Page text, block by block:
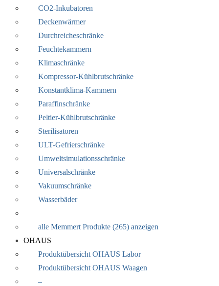
CO2-Inkubatoren
Deckenwärmer
Durchreicheschränke
Feuchtekammern
Klimaschränke
Kompressor-Kühlbrutschränke
Konstantklima-Kammern
Paraffinschränke
Peltier-Kühlbrutschränke
Sterilisatoren
ULT-Gefrierschränke
Umweltsimulationsschränke
Universalschränke
Vakuumschränke
Wasserbäder
–
alle Memmert Produkte (265) anzeigen
OHAUS
Produktübersicht OHAUS Labor
Produktübersicht OHAUS Waagen
–